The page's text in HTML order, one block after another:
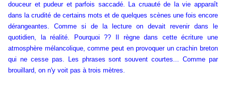
douceur et pudeur et parfois saccadé. La cruauté de la vie apparaît
dans la crudité de certains mots et de quelques scènes une fois encore
dérangeantes. Comme si de la lecture on devait revenir dans le
quotidien, la réalité. Pourquoi ?? Il règne dans cette écriture une
atmosphère mélancolique, comme peut en provoquer un crachin breton
qui ne cesse pas. Les phrases sont souvent courtes... Comme par
brouillard, on n'y voit pas à trois mètres.